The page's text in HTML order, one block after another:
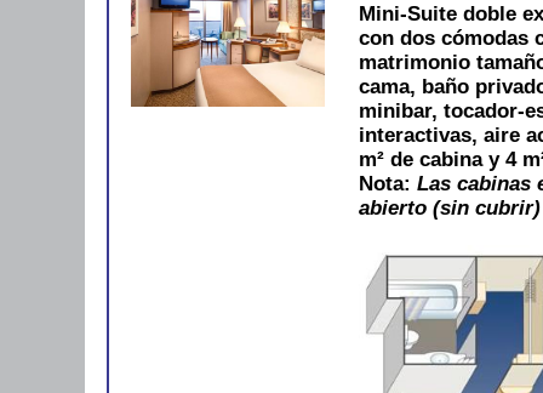
Mini-Suite doble
con dos cómodas
matrimonio
cama, baño
minibar, tocador-
interactivas, aire
m² de cabina y 4
Nota: Las cabinas
abierto (sin